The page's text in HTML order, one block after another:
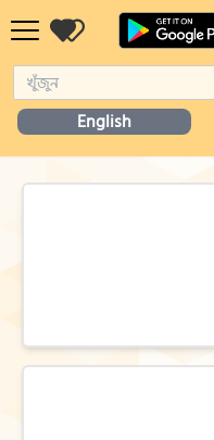
English